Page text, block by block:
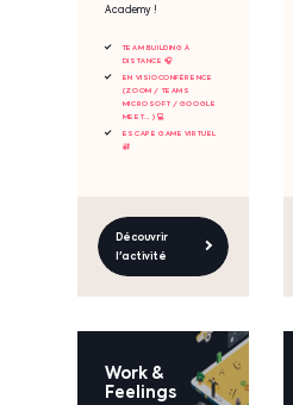
Academy !
TEAM BUILDING À
DISTANCE 🎧
EN VISIOCONFÉRENCE
(ZOOM / TEAMS
MICROSOFT / GOOGLE
MEET... ) 💻
ESCAPE GAME VIRTUEL
🔐
Découvrir
l'activité
Work &
Feelings